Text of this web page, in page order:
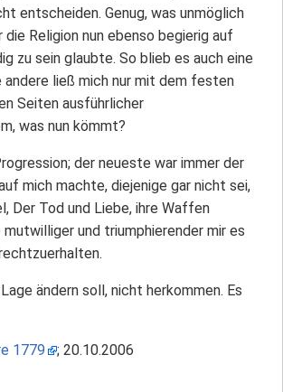
entscheiden. Genug, was unmöglich
Religion nun ebenso begierig auf
zu sein glaubte. So blieb es auch eine
andere ließ mich nur mit dem festen
Seiten ausführlicher
was nun kömmt?
der neueste war immer der
mich machte, diejenige gar nicht sei,
Der Tod und Liebe, ihre Waffen
und triumphierender mir es
ändern soll, nicht herkommen. Es
1779 ; 20.10.2006